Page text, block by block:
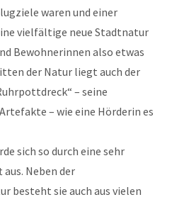
waren und einer
vielfältige neue Stadtnatur
Bewohnerinnen also etwas
der Natur liegt auch der
– seine
– wie eine Hörderin es
sich so durch eine sehr
Neben der
besteht sie auch aus vielen